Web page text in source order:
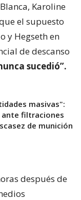
Karoline
el supuesto
y Hegseth en
de descanso
sucedió”.
masivas":
filtraciones
de munición
después de